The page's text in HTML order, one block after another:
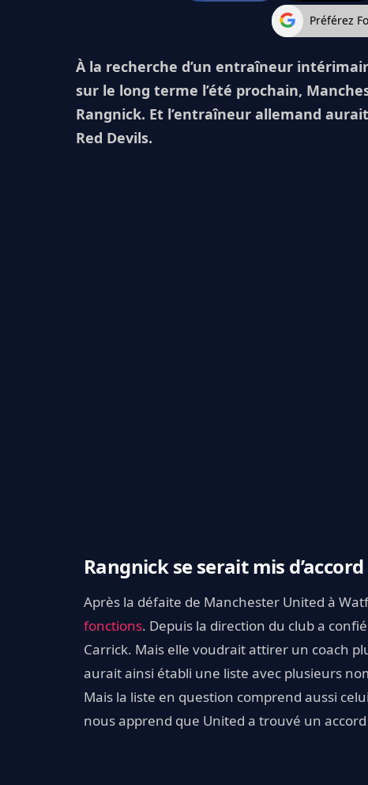
Préférez
À la recherche d’un entraîneur
sur le long terme l’été prochain,
Rangnick. Et l’entraîneur allemand
Red Devils.
Rangnick se serait mis
Après la défaite de Manchester United à
fonctions. Depuis la direction du club a
Carrick. Mais elle voudrait attirer un coach
aurait ainsi établi une liste avec plusieurs
Mais la liste en question comprend aussi
nous apprend que United a trouvé un